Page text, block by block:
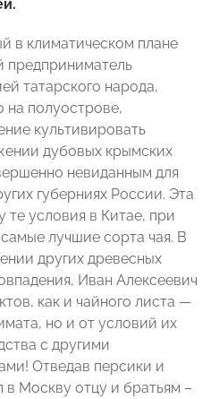
в климатическом плане
предприниматель
татарского народа,
на полуострове,
культивировать
дубовых крымских
невиданным для
губерниях России. Эта
те условия в Китае, при
лучшие сорта чая. В
других древесных
Иван Алексеевич
как и чайного листа —
но и от условий их
с другими
Отведав персики и
Москву отцу и братьям –